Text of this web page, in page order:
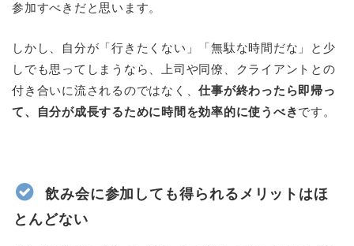
参加すべきだと思います。
しかし、自分が「行きたくない」「無駄な時間だな」と少
しでも思ってしまうなら、上司や同僚、クライアントとの
付き合いに流されるのではなく、仕事が終わったら即帰っ
て、自分が成長するために時間を効率的に使うべきです。
飲み会に参加しても得られるメリットはほ
とんどない